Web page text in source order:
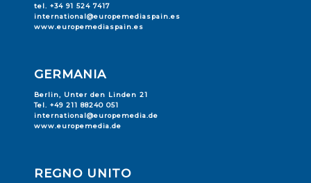
tel. +34 91 524 7417
international@europemediaspain.es
www.europemediaspain.es
GERMANIA
Berlin, Unter den Linden 21
Tel. +49 211 88240 051
international@europemedia.de
www.europemedia.de
REGNO UNITO